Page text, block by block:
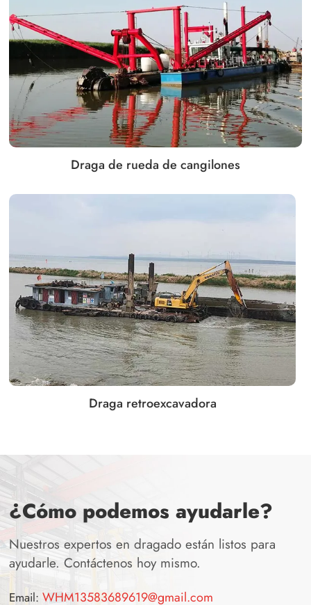
Draga de rueda de cangilones
Draga retroexcavadora
¿Cómo podemos ayudarle?
Nuestros expertos en dragado están listos para
ayudarle. Contáctenos hoy mismo.
Email:WHM13583689619@gmail.com